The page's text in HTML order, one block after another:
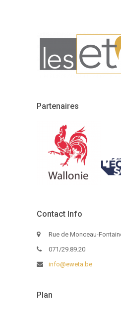
Partenaires
Contact Info
Rue de Monceau-
071/29.89.20
info@eweta.be
Plan